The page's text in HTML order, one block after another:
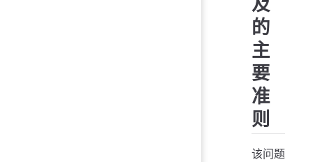
的
主
要
准
则
该问题